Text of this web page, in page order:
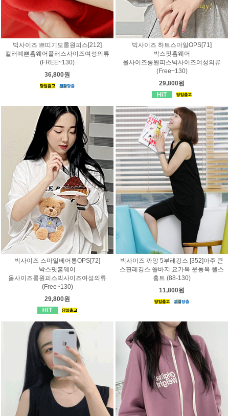
빅사이즈 쁘띠기모롱원피스[212]
컬러예쁜홈웨어플러스사이즈여성의류
(FREE~130)
36,800원
빅사이즈 하트스마일OPS[71]
박스핏홈웨어
올사이즈롱원피스빅사이즈여성의류
(Free~130)
29,800원
빅사이즈 스마일베어롱OPS[72]
박스핏홈웨어
올사이즈롱원피스빅사이즈여성의류
(Free~130)
29,800원
빅사이즈 까망 5부레깅스 [352]아주 큰
스판레깅스 쫄바지 요가복 운동복 헬스
홈트 (88-130)
11,800원